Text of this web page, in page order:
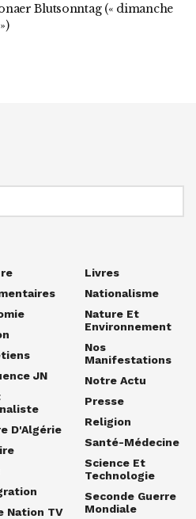
Blutsonntag (« dimanche
JN
D'Algérie
Nation TV
Livres
Nationalisme
Nature Et
Environnement
Nos
Manifestations
Notre Actu
Presse
Religion
Santé-Médecine
Science Et
Technologie
Seconde Guerre
Mondiale